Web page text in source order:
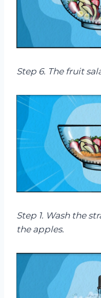
Step 6. The fruit
Step 1. Wash the
the apples.